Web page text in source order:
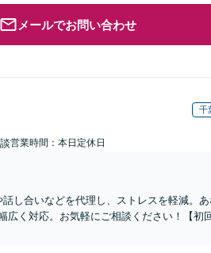
メールでお問い合わせ
千
営業時間：本日定休日
し合いなどを代理し、ストレスを軽減。あ
広く対応。お気軽にご相談ください！【初